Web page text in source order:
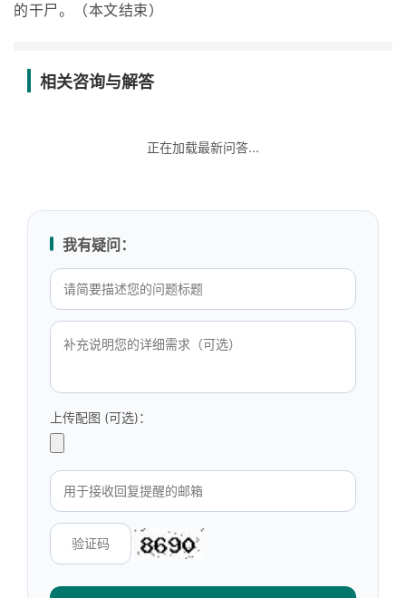
的干尸。（本文结束）
相关咨询与解答
正在加载最新问答...
我有疑问：
上传配图 (可选)：